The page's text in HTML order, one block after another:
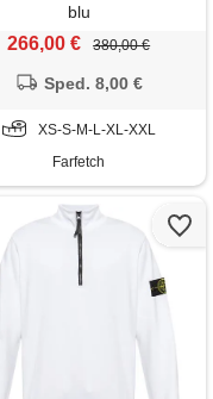
blu
266,00 € 380,00 €
Sped. 8,00 €
XS-S-M-L-XL-XXL
Farfetch